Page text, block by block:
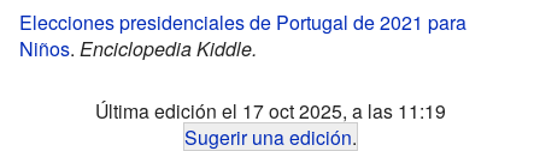
Elecciones presidenciales de Portugal de 2021 para
Niños. Enciclopedia Kiddle.
Última edición el 17 oct 2025, a las 11:19
Sugerir una edición.